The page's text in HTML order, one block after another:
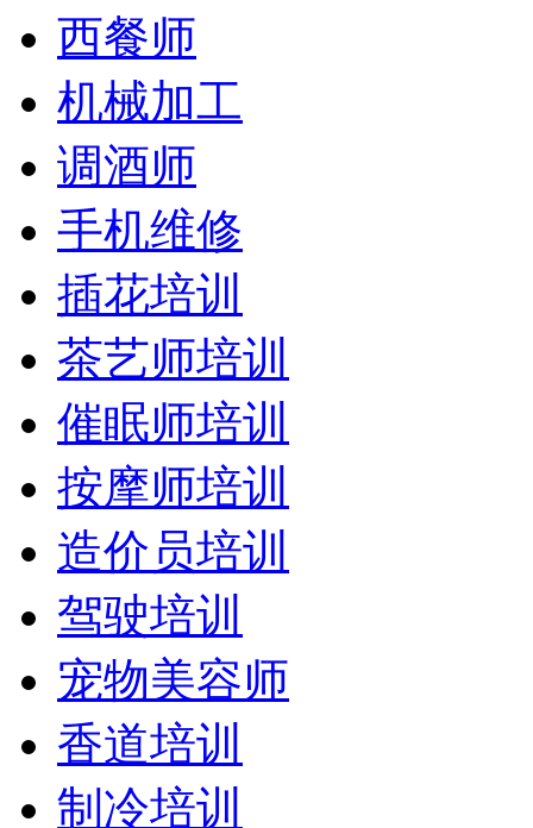
西餐师
机械加工
调酒师
手机维修
插花培训
茶艺师培训
催眠师培训
按摩师培训
造价员培训
驾驶培训
宠物美容师
香道培训
制冷培训